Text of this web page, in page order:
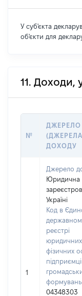
У суб'єкта
об'єкти для
11. Доходи,
№
ДЖЕРЕЛО
ДОХОДУ
1
Джерело
Юридична
Україні
Код в
реєстрі
юридичних
фізичних
04348303